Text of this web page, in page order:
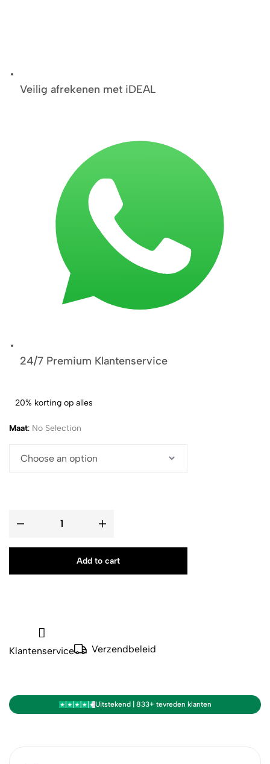
Veilig afrekenen met iDEAL
24/7 Premium Klantenservice
20% korting op alles
Maat: No Selection
Add to cart
Klantenservice Verzendbeleid
Uitstekend | 833+ tevreden klanten